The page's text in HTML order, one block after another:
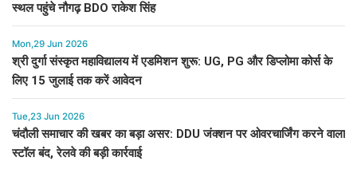
स्थल पहुंचे नौगढ़ BDO राकेश सिंह
Mon,29 Jun 2026
श्री दुर्गा संस्कृत महाविद्यालय में एडमिशन शुरू: UG, PG और डिप्लोमा कोर्स के
लिए 15 जुलाई तक करें आवेदन
Tue,23 Jun 2026
चंदौली समाचार की खबर का बड़ा असर: DDU जंक्शन पर ओवरचार्जिंग करने वाला
स्टॉल बंद, रेलवे की बड़ी कार्रवाई